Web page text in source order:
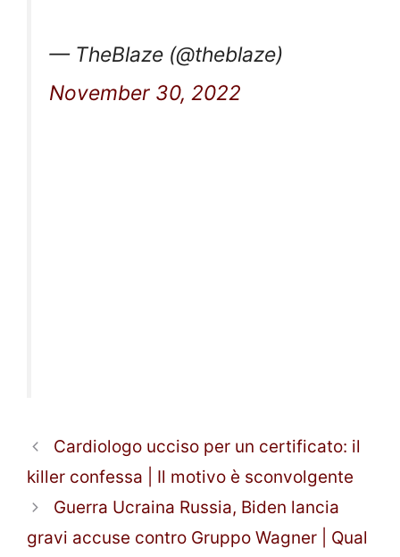
— TheBlaze (@theblaze)
November 30, 2022
Cardiologo ucciso per un certificato: il
killer confessa | Il motivo è sconvolgente
Guerra Ucraina Russia, Biden lancia
gravi accuse contro Gruppo Wagner | Qual